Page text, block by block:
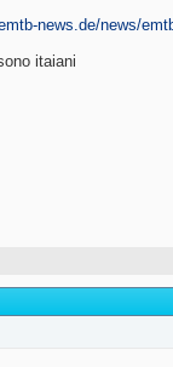
news.de/news/
itaiani